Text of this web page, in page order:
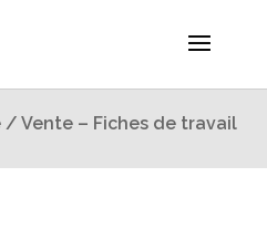
/ Vente – Fiches de travail